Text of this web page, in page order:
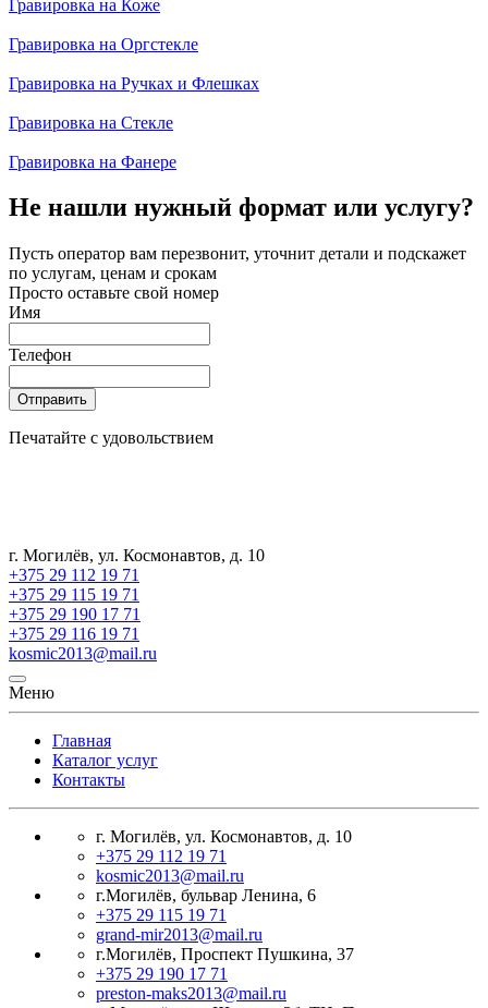
Гравировка на Коже
Гравировка на Оргстекле
Гравировка на Ручках и Флешках
Гравировка на Стекле
Гравировка на Фанере
Не нашли нужный формат или услугу?
Пусть оператор вам перезвонит, уточнит детали и подскажет
по услугам, ценам и срокам
Просто оставьте свой номер
Имя
Телефон
Отправить
Печатайте с удовольствием
г. Могилёв, ул. Космонавтов, д. 10
+375 29 112 19 71
+375 29 115 19 71
+375 29 190 17 71
+375 29 116 19 71
kosmic2013@mail.ru
Меню
Главная
Каталог услуг
Контакты
г. Могилёв, ул. Космонавтов, д. 10
+375 29 112 19 71
kosmic2013@mail.ru
г.Могилёв, бульвар Ленина, 6
+375 29 115 19 71
grand-mir2013@mail.ru
г.Могилёв, Проспект Пушкина, 37
+375 29 190 17 71
preston-maks2013@mail.ru